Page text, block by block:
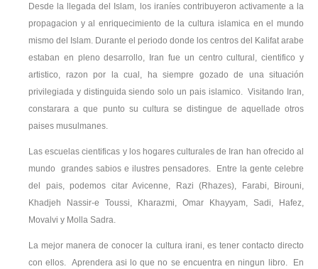
Desde la llegada del Islam, los iraníes contribuyeron activamente a la
propagacion y al enriquecimiento de la cultura islamica en el mundo
mismo del Islam. Durante el periodo donde los centros del Kalifat arabe
estaban en pleno desarrollo, Iran fue un centro cultural, cientifico y
artistico, razon por la cual, ha siempre gozado de una situación
privilegiada y distinguida siendo solo un pais islamico. Visitando Iran,
constarara a que punto su cultura se distingue de aquellade otros
paises musulmanes.
Las escuelas cientificas y los hogares culturales de Iran han ofrecido al
mundo grandes sabios e ilustres pensadores. Entre la gente celebre
del pais, podemos citar Avicenne, Razi (Rhazes), Farabi, Birouni,
Khadjeh Nassir-e Toussi, Kharazmi, Omar Khayyam, Sadi, Hafez,
Movalvi y Molla Sadra.
La mejor manera de conocer la cultura irani, es tener contacto directo
con ellos. Aprendera asi lo que no se encuentra en ningun libro. En